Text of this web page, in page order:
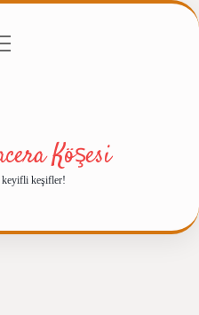
Köşesi
keşifler!